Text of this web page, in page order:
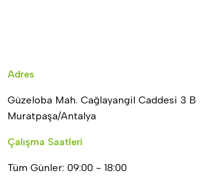
Adres
Güzeloba Mah. Cağlayangil Caddesi 3 B
Muratpaşa/Antalya
Çalışma Saatleri
Tüm Günler: 09:00 - 18:00